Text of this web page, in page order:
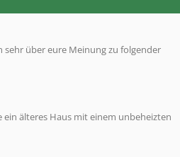
sehr über eure Meinung zu folgender
älteres Haus mit einem unbeheizten